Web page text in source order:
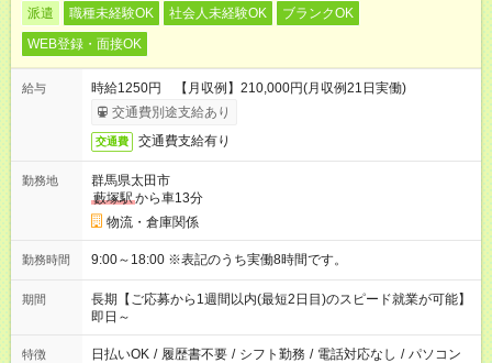
派遣 職種未経験OK 社会人未経験OK
ブランクOK
WEB登録・面接OK
給与
時給1250円 【月収例】210,000円(月収例21日実働)
交通費別途支給あり
交通費 交通費支給有り
勤務地
群馬県太田市
藪塚駅から車13分
物流・倉庫関係
勤務時間 9:00～18:00 ※表記のうち実働8時間です。
期間
長期【ご応募から1週間以内(最短2日目)のスピード就業が可能】
即日～
特徴 日払いOK / 履歴書不要 / シフト勤務 / 電話対応なし / パソコン